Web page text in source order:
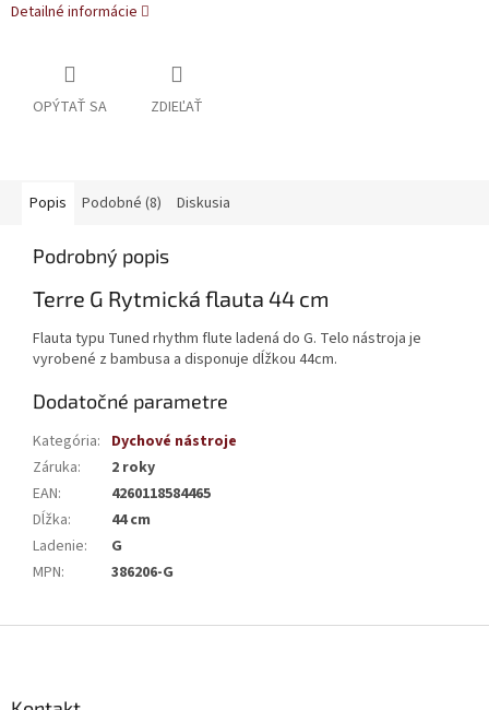
Detailné informácie
OPÝTAŤ SA ZDIEĽAŤ
Popis Podobné (8) Diskusia
Podrobný popis
Terre G Rytmická flauta 44 cm
Flauta typu Tuned rhythm flute ladená do G. Telo nástroja je
vyrobené z bambusa a disponuje dĺžkou 44cm.
Dodatočné parametre
Kategória: Dychové nástroje
Záruka:
2 roky
EAN:
4260118584465
Dĺžka:
44 cm
Ladenie:
G
MPN: 386206-G